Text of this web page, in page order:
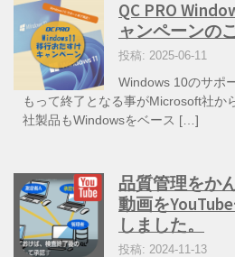
QC PRO
ャンペーン
投稿: 2025-06-11
Windows 10のサポ
もって終了となる事がMicrosoft社か
社製品もWindowsをベース […]
品質管理をか
動画を
しました。
投稿: 2024-11-13